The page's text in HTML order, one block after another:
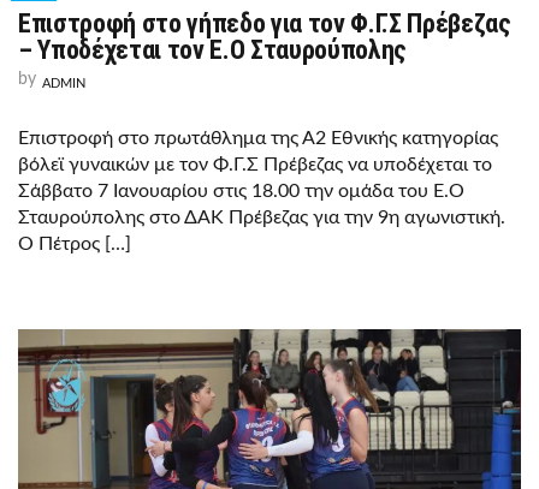
Επιστροφή στο γήπεδο για τον Φ.Γ.Σ Πρέβεζας
– Υποδέχεται τον Ε.Ο Σταυρούπολης
by ADMIN
Επιστροφή στο πρωτάθλημα της Α2 Εθνικής κατηγορίας
βόλεϊ γυναικών με τον Φ.Γ.Σ Πρέβεζας να υποδέχεται το
Σάββατο 7 Ιανουαρίου στις 18.00 την ομάδα του Ε.Ο
Σταυρούπολης στο ΔΑΚ Πρέβεζας για την 9η αγωνιστική.
Ο Πέτρος […]